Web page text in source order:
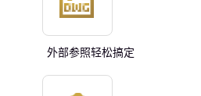
外部参照轻松搞定